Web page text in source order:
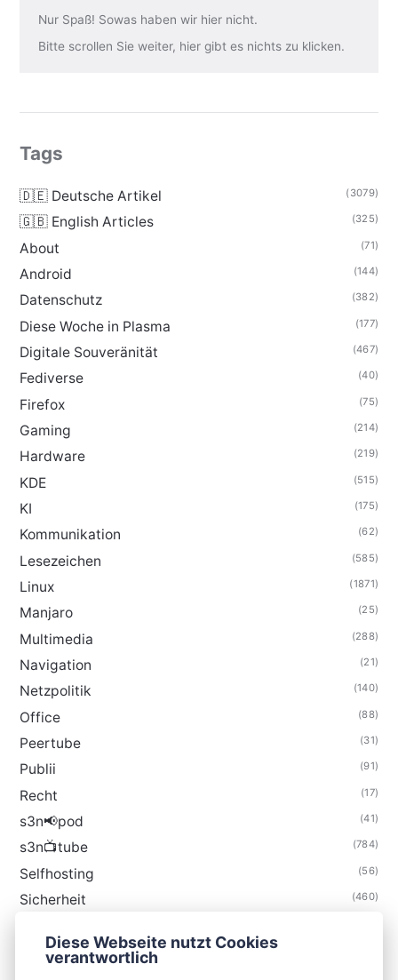
Nur Spaß! Sowas haben wir hier nicht.
Bitte scrollen Sie weiter, hier gibt es nichts zu klicken.
Tags
🇩🇪 Deutsche Artikel (3079)
🇬🇧 English Articles (325)
About (71)
Android (144)
Datenschutz (382)
Diese Woche in Plasma (177)
Digitale Souveränität (467)
Fediverse (40)
Firefox (75)
Gaming (214)
Hardware (219)
KDE (515)
KI (175)
Kommunikation (62)
Lesezeichen (585)
Linux (1871)
Manjaro (25)
Multimedia (288)
Navigation (21)
Netzpolitik (140)
Office (88)
Peertube (31)
Publii (91)
Recht (17)
s3n📢pod (41)
s3n📺tube (784)
Selfhosting (56)
Sicherheit (460)
Thunderbird
Diese Webseite nutzt Cookies
verantwortlich